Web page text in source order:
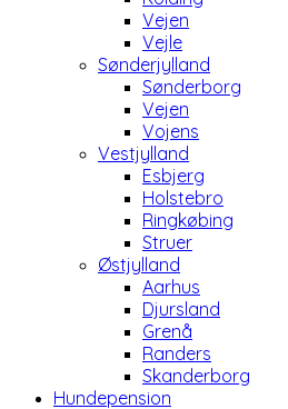
Vejen
Vejle
Sønderjylland
Sønderborg
Vejen
Vojens
Vestjylland
Esbjerg
Holstebro
Ringkøbing
Struer
Østjylland
Aarhus
Djursland
Grenå
Randers
Skanderborg
Hundepension